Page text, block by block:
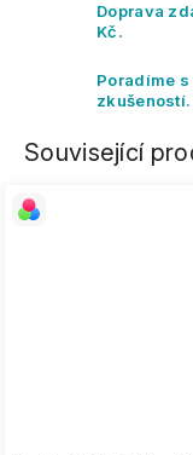
Doprava
Kč.
Poradíme
zkušeností.
Související